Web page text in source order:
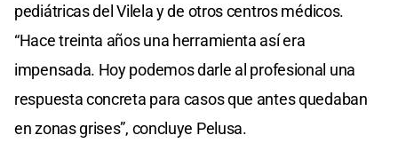
pediátricas del Vilela y de otros centros médicos.
“Hace treinta años una herramienta así era
impensada. Hoy podemos darle al profesional una
respuesta concreta para casos que antes quedaban
en zonas grises”, concluye Pelusa.